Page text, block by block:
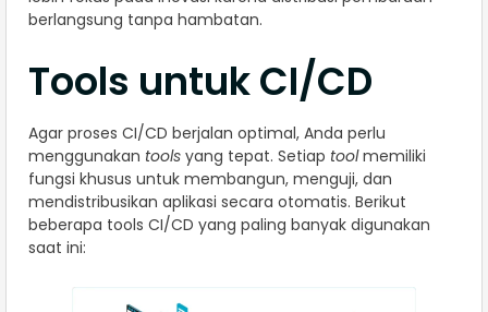
berlangsung tanpa hambatan.
Tools untuk CI/CD
Agar proses CI/CD berjalan optimal, Anda perlu
menggunakan tools yang tepat. Setiap toolmemiliki
fungsi khusus untuk membangun, menguji, dan
mendistribusikan aplikasi secara otomatis. Berikut
beberapa tools CI/CD yang paling banyak digunakan
saat ini: